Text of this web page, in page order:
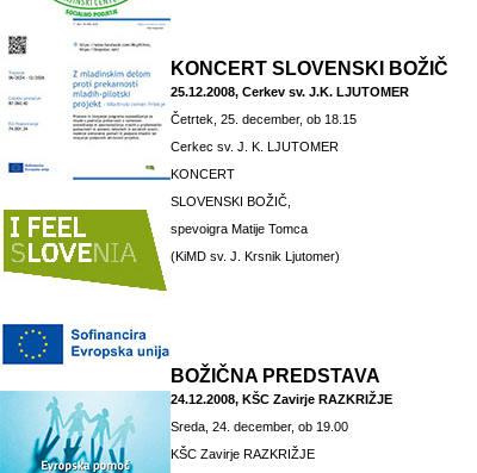
KONCERT SLOVENSKI BOŽIČ
25.12.2008, Cerkev sv. J.K. LJUTOMER
Četrtek, 25. december, ob 18.15
Cerkec sv. J. K. LJUTOMER
KONCERT
SLOVENSKI BOŽIČ,
spevoigra Matije Tomca
(KiMD sv. J. Krsnik Ljutomer)
BOŽIČNA PREDSTAVA
24.12.2008, KŠC Zavirje RAZKRIŽJE
Sreda, 24. december, ob 19.00
KŠC Zavirje RAZKRIŽJE